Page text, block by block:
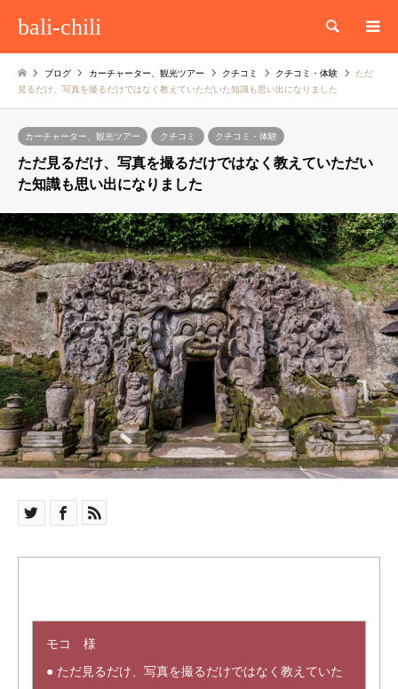
bali-chili 検索
ブログ カーチャーター、観光ツアー クチコミ クチコミ・体験
ただ
見るだけ、写真を撮るだけではなく教えていただいた知識も思い出になりました
カーチャーター、観光ツアー クチコミ クチコミ・体験
ただ見るだけ、写真を撮るだけではなく教えていただい
た知識も思い出になりました
モコ 様
● ただ見るだけ、写真を撮るだけではなく教えていた